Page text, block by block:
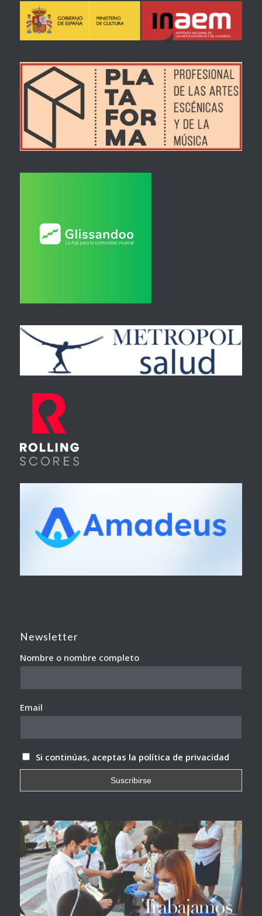
Newsletter
Nombre o nombre completo
Email
Si continúas, aceptas la política de privacidad